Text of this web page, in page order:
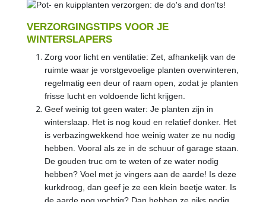
VERZORGINGSTIPS VOOR JE
WINTERSLAPERS
Zorg voor licht en ventilatie: Zet, afhankelijk van de
ruimte waar je vorstgevoelige planten overwinteren,
regelmatig een deur of raam open, zodat je planten
frisse lucht en voldoende licht krijgen.
Geef weinig tot geen water: Je planten zijn in
winterslaap. Het is nog koud en relatief donker. Het
is verbazingwekkend hoe weinig water ze nu nodig
hebben. Vooral als ze in de schuur of garage staan.
De gouden truc om te weten of ze water nodig
hebben? Voel met je vingers aan de aarde! Is deze
kurkdroog, dan geef je ze een klein beetje water. Is
de aarde nog vochtig? Dan hebben ze niks nodig.